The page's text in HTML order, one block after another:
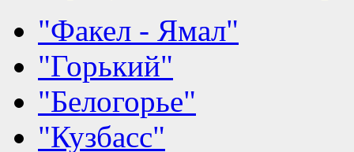
"Факел - Ямал"
"Горький"
"Белогорье"
"Кузбасс"